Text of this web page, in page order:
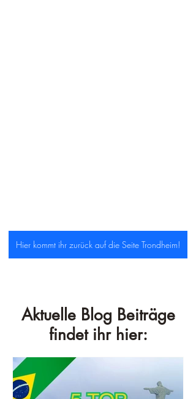
Hier kommt ihr zurück auf die Seite Trondheim!
Aktuelle Blog Beiträge
findet ihr hier: